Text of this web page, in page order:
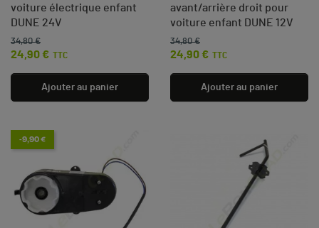
voiture électrique enfant
DUNE 24V
Prix de base
34,80 €
Prix
24,90 €
TTC
Ajouter au panier
avant/arrière droit pour
voiture enfant DUNE 12V
Prix de base
34,80 €
Prix
24,90 €
TTC
Ajouter au panier
-9,90 €